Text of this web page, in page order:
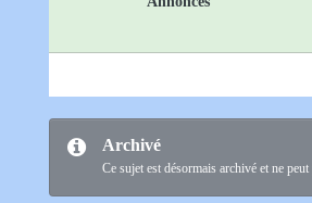
Archivé
Ce sujet est désormais archivé et ne